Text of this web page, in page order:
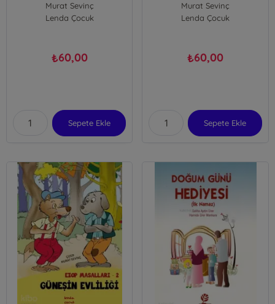
Murat Sevinç
Lenda Çocuk
₺60,00
Sepete Ekle
Murat Sevinç
Lenda Çocuk
₺60,00
Sepete Ekle